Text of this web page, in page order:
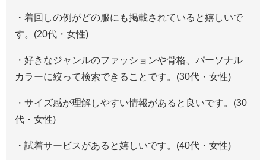
・着回しの例がどの服にも掲載されていると嬉しいで
す。(20代・女性)
・好きなジャンルのファッションや骨格、パーソナル
カラーに絞って検索できることです。(30代・女性)
・サイズ感が理解しやすい情報があると良いです。(30
代・女性)
・試着サービスがあると嬉しいです。(40代・女性)